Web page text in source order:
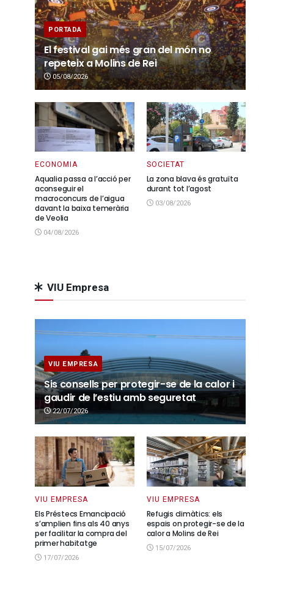
PORTADA
El festival gai més gran del món no
repeteix a Molins de Rei
05/08/2026
ECONOMIA
Aqualia passa a l’acció per
aconseguir el
macroconcurs de l’aigua
davant la baixa temerària
de Veolia
04/08/2026
SOCIETAT
La zona blava és gratuïta
durant tot l’agost
03/08/2026
VIU Empresa
VIU EMPRESA
Sis consells per protegir-se de la calor i
gaudir de l’estiu amb seguretat
22/07/2026
VIU EMPRESA
Els Préstecs Emancipació
s’amplien fins als 40 anys
per facilitar la compra del
primer habitatge
17/07/2026
VIU EMPRESA
Refugis climàtics: els
espais on protegir-se de la
calor a Molins de Rei
15/07/2026